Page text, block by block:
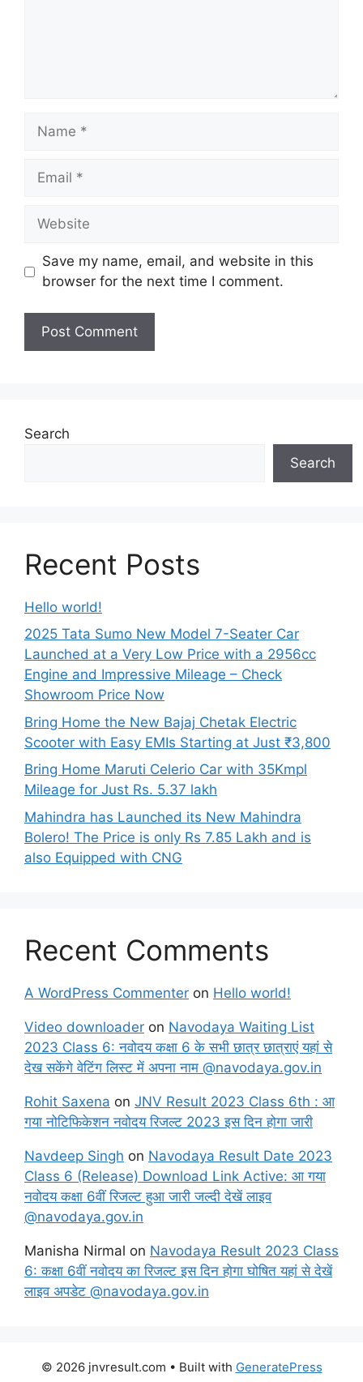
Name
Email
Website
Save my name, email, and website in this
browser for the next time I comment.
Search
Search
Recent Posts
Hello world!
2025 Tata Sumo New Model 7-Seater Car
Launched at a Very Low Price with a 2956cc
Engine and Impressive Mileage – Check
Showroom Price Now
Bring Home the New Bajaj Chetak Electric
Scooter with Easy EMIs Starting at Just ₹3,800
Bring Home Maruti Celerio Car with 35Kmpl
Mileage for Just Rs. 5.37 lakh
Mahindra has Launched its New Mahindra
Bolero! The Price is only Rs 7.85 Lakh and is
also Equipped with CNG
Recent Comments
A WordPress Commenter on Hello world!
Video downloader on Navodaya Waiting List
2023 Class 6: नवोदय कक्षा 6 के सभी छात्र छात्राएं यहां से
देख सकेंगे वेटिंग लिस्ट में अपना नाम @navodaya.gov.in
Rohit Saxena on JNV Result 2023 Class 6th : आ
गया नोटिफिकेशन नवोदय रिजल्ट 2023 इस दिन होगा जारी
Navdeep Singh on Navodaya Result Date 2023
Class 6 (Release) Download Link Active: आ गया
नवोदय कक्षा 6वीं रिजल्ट हुआ जारी जल्दी देखें लाइव
@navodaya.gov.in
Manisha Nirmal on Navodaya Result 2023 Class
6: कक्षा 6वीं नवोदय का रिजल्ट इस दिन होगा घोषित यहां से देखें
लाइव अपडेट @navodaya.gov.in
© 2026 jnvresult.com • Built with GeneratePress